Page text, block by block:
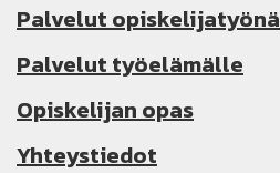
Palvelut opiskelijatyönä
Palvelut työelämälle
Opiskelijan opas
Yhteystiedot